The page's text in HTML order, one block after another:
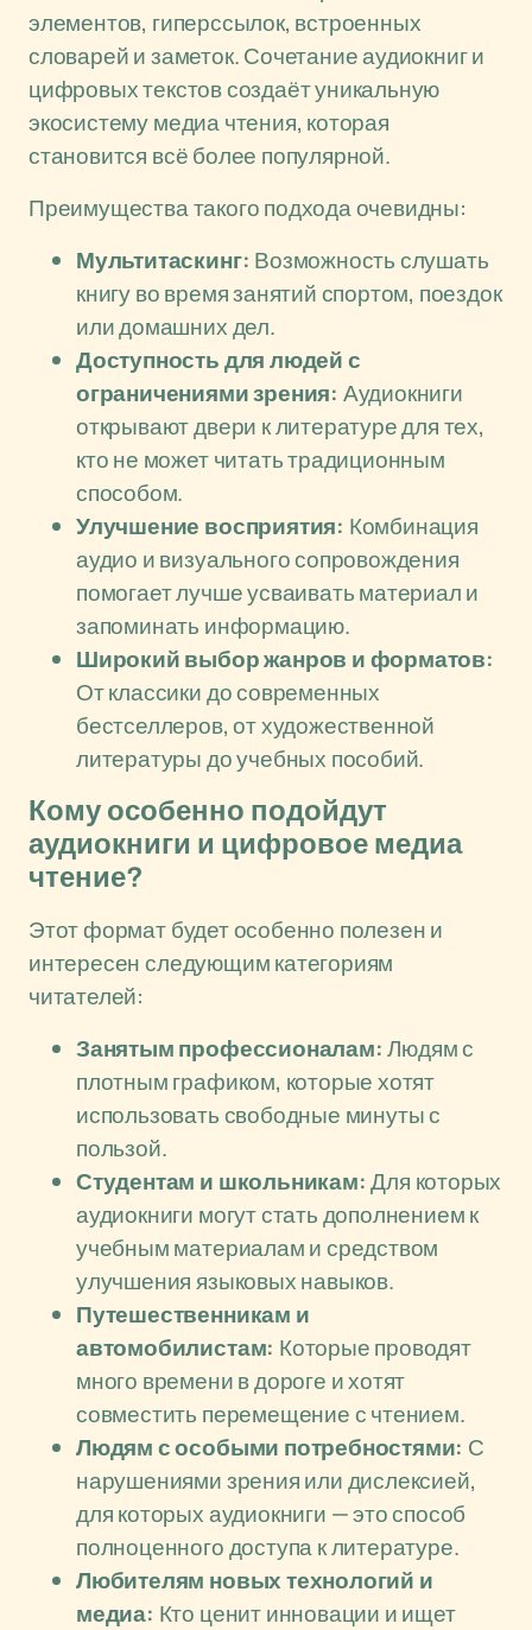
элементов, гиперссылок, встроенных
словарей и заметок. Сочетание аудиокниг и
цифровых текстов создаёт уникальную
экосистему медиа чтения, которая
становится всё более популярной.
Преимущества такого подхода очевидны:
Мультитаскинг: Возможность слушать
книгу во время занятий спортом, поездок
или домашних дел.
Доступность для людей с
ограничениями зрения: Аудиокниги
открывают двери к литературе для тех,
кто не может читать традиционным
способом.
Улучшение восприятия: Комбинация
аудио и визуального сопровождения
помогает лучше усваивать материал и
запоминать информацию.
Широкий выбор жанров и форматов:
От классики до современных
бестселлеров, от художественной
литературы до учебных пособий.
Кому особенно подойдут
аудиокниги и цифровое медиа
чтение?
Этот формат будет особенно полезен и
интересен следующим категориям
читателей:
Занятым профессионалам:Людям с
плотным графиком, которые хотят
использовать свободные минуты с
пользой.
Студентам и школьникам:Для которых
аудиокниги могут стать дополнением к
учебным материалам и средством
улучшения языковых навыков.
Путешественникам и
автомобилистам: Которые проводят
много времени в дороге и хотят
совместить перемещение с чтением.
Людям с особыми потребностями: С
нарушениями зрения или дислексией,
для которых аудиокниги — это способ
полноценного доступа к литературе.
Любителям новых технологий и
медиа: Кто ценит инновации и ищет